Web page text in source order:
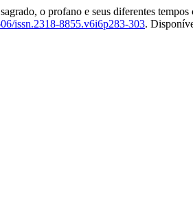
o profano e seus diferentes
issn.2318-8855.v6i6p283-303.